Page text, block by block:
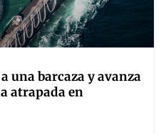
una barcaza y avanza
atrapada en